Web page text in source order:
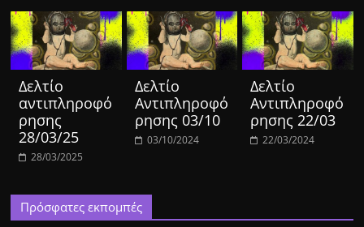
Δελτίο
αντιπληροφό
ρησης
28/03/25
28/03/2025
Δελτίο
Αντιπληροφό
ρησης 03/10
03/10/2024
Δελτίο
Αντιπληροφό
ρησης 22/03
22/03/2024
Πρόσφατες εκπομπές